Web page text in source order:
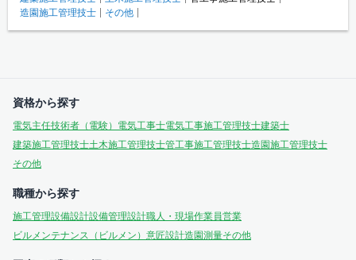
造園施工管理技士
その他
資格から探す
電気主任技術者（電験） 電気工事士電気工事施工管理技士建築士
建築施工管理技士土木施工管理技士管工事施工管理技士造園施工管理技士
その他
職種から探す
施工管理設備設計設備管理設計職人・現場作業員営業
ビルメンテナンス（ビルメン） 意匠設計造園測量その他